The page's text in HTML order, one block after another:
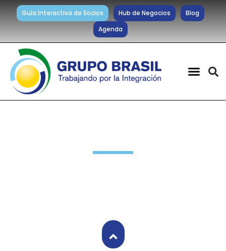
Guía Interactiva de Socios Hub de Negocios
Blog
Agenda